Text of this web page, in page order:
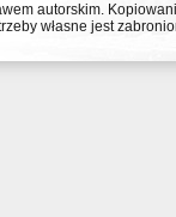
autorskim.
własne jest